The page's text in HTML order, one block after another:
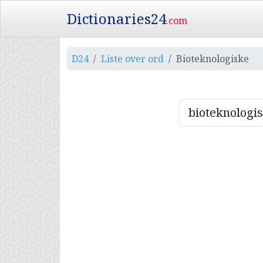
Dictionaries24.com
D24 Liste over ord Bioteknologiske